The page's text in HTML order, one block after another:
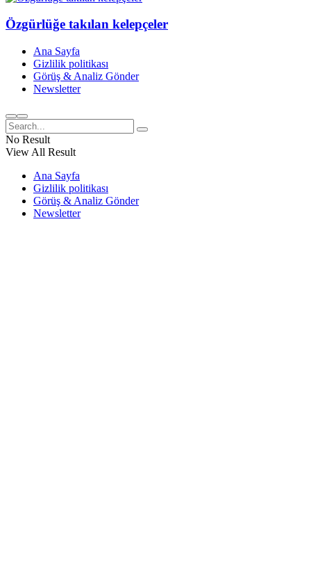
Özgürlüğe takılan kelepçeler
Ana Sayfa
Gizlilik politikası
Görüş & Analiz Gönder
Newsletter
No Result
View All Result
Ana Sayfa
Gizlilik politikası
Görüş & Analiz Gönder
Newsletter